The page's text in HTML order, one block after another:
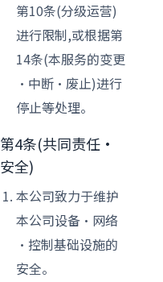
第10条(分级运营)
进行限制,或根据第
14条(本服务的变更
·中断·废止)进行
停止等处理。
第4条(共同责任·
安全)
本公司致力于维护
本公司设备·网络
·控制基础设施的
安全。